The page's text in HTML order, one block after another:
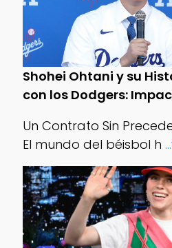
Shohei Ohtani y su
con los Dodgers:
Un Contrato Sin
El mundo del béisbol h